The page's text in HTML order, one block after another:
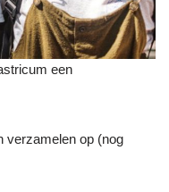
een
verzamelen op (nog